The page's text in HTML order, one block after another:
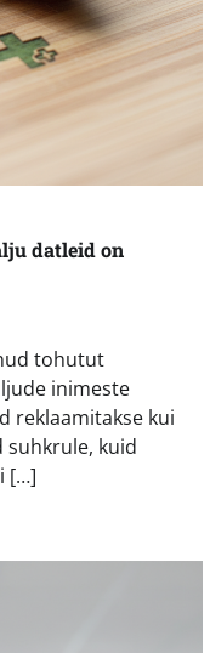
datleid on
tohutut
inimeste
reklaamitakse kui
kuid
[…]